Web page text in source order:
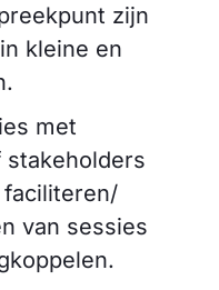
zijn
kleine en
met
van sessies